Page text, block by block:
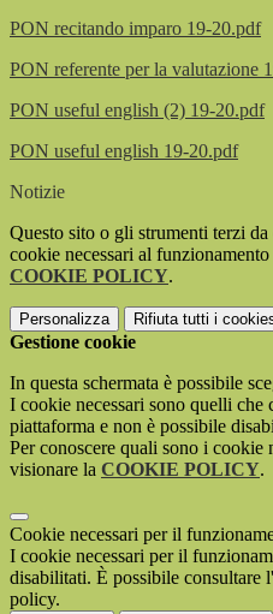
PON recitando imparo 19-20.pdf
PON referente per la valutazione
PON useful english (2) 19-20.pdf
PON useful english 19-20.pdf
Notizie
Questo sito o gli strumenti terzi
cookie necessari al
COOKIE POLICY.
Personalizza Rifiuta tutti i
Gestione cookie
In questa schermata è possibile
I cookie necessari sono quelli
piattaforma e non è possibile
Per conoscere quali sono i cookie
visionare la COOKIE POLICY.
Cookie necessari per il
I cookie necessari per il
disabilitati. È possibile consultare
policy.